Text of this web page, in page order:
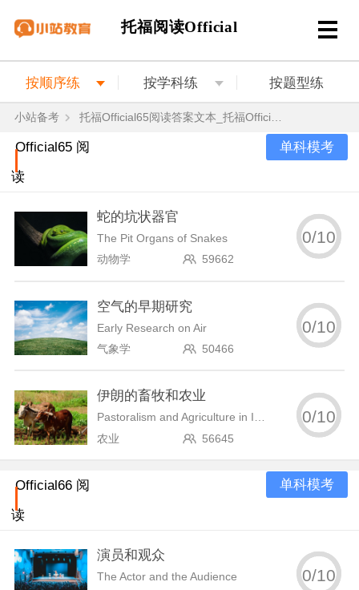
托福阅读Official
按顺序练 按学科练 按题型练
小站备考
Official65 阅
读
单科模考
蛇的坑状器官
The Pit Organs of Snakes
动物学
59662
0/10
空气的早期研究
Early Research on Air
气象学
50466
0/10
伊朗的畜牧和农业
Pastoralism and Agriculture in Iran
农业
56645
0/10
Official66 阅
读
单科模考
演员和观众
The Actor and the Audience
0/10